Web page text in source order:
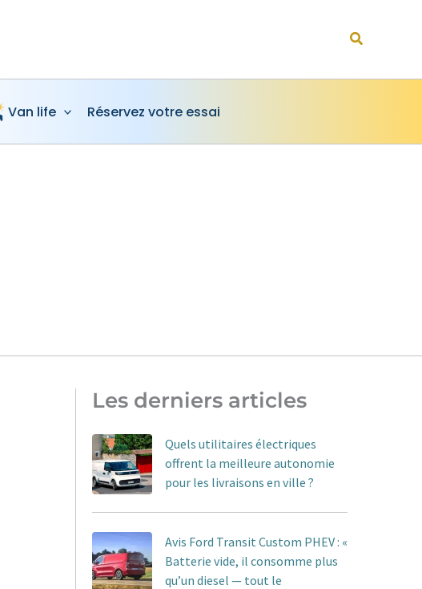
Rechercher
Van life Réservez votre essai
Les derniers articles
Quels utilitaires électriques
offrent la meilleure autonomie
pour les livraisons en ville ?
Avis Ford Transit Custom PHEV : «
Batterie vide, il consomme plus
qu’un diesel — tout le